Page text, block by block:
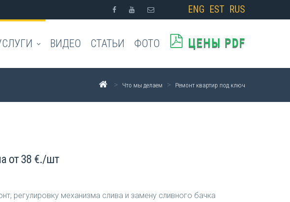
RUS
EST
ENG
ВИДЕО СТАТЬИ ФОТО ЦЕНЫ PDF
> Что мы делаем > Ремонт квартир под ключ
от 38 €./шт
регулировку механизма слива и замену сливного бачка